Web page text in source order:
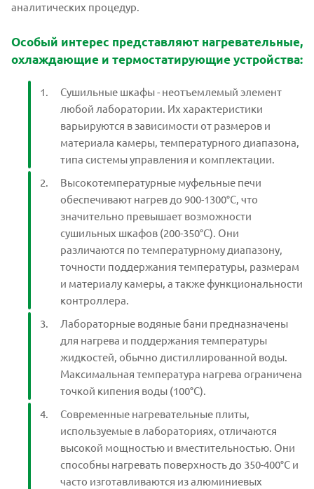
аналитических процедур.
Особый интерес представляют нагревательные,
охлаждающие и термостатирующие устройства:
Сушильные шкафы - неотъемлемый элемент
любой лаборатории. Их характеристики
варьируются в зависимости от размеров и
материала камеры, температурного диапазона,
типа системы управления и комплектации.
Высокотемпературные муфельные печи
обеспечивают нагрев до 900-1300°C, что
значительно превышает возможности
сушильных шкафов (200-350°C). Они
различаются по температурному диапазону,
точности поддержания температуры, размерам
и материалу камеры, а также функциональности
контроллера.
Лабораторные водяные бани предназначены
для нагрева и поддержания температуры
жидкостей, обычно дистиллированной воды.
Максимальная температура нагрева ограничена
точкой кипения воды (100°C).
Современные нагревательные плиты,
используемые в лабораториях, отличаются
высокой мощностью и вместительностью. Они
способны нагревать поверхность до 350-400°C и
часто изготавливаются из алюминиевых